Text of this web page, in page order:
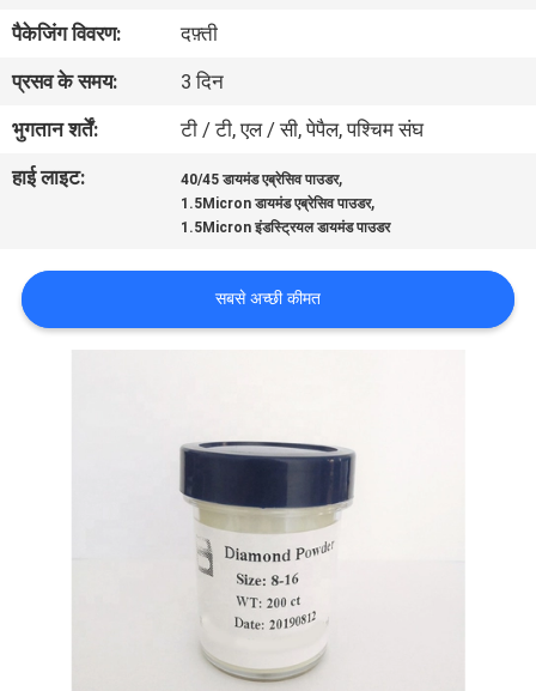
गुणवत्ता
नियंत्रण
संपर्क
एक
उद्धरण
पैकेजिंग विवरण:
दफ़्ती
प्रसव के समय:
3 दिन
भुगतान शर्तें:
टी / टी, एल / सी, पेपैल, पश्चिम संघ
हाई लाइट:
40/45 डायमंड एब्रेसिव पाउडर,
1.5Micron डायमंड एब्रेसिव पाउडर,
1.5Micron इंडस्ट्रियल डायमंड पाउडर
सबसे अच्छी कीमत